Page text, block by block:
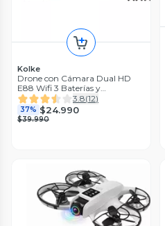
Kolke
Drone con Cámara Dual HD
E88 Wifi 3 Baterías y
Protectores
3.8(12)
37% $24.990
$39.990